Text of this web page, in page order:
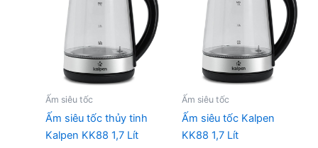
Ấm siêu tốc
Ấm siêu tốc thủy tinh
Kalpen KK88 1,7 Lít
Ấm siêu tốc
Ấm siêu tốc Kalpen
KK88 1,7 Lít